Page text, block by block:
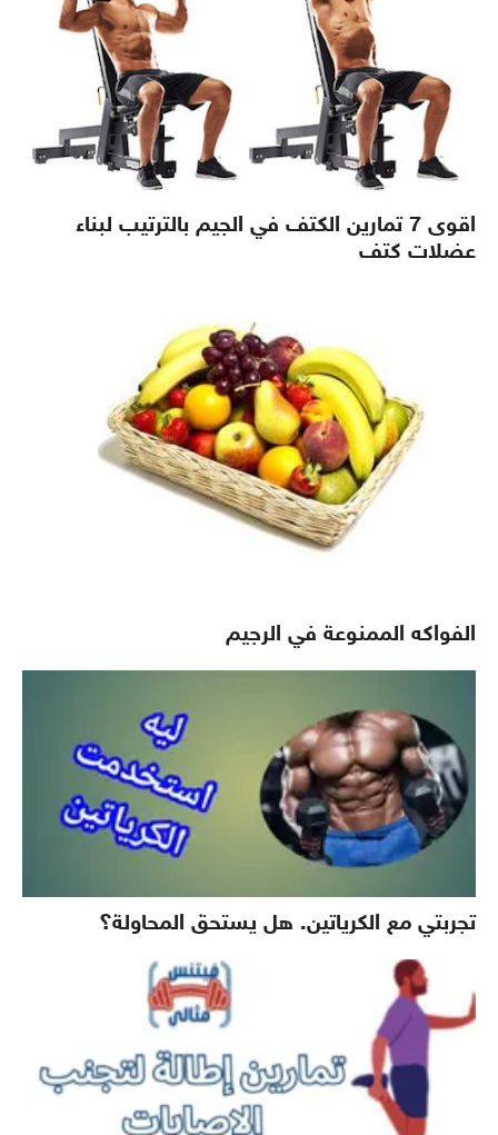
اقوى 7 تمارين الكتف في الجيم بالترتيب لبناء
عضلات كتف
الفواكه الممنوعة في الرجيم
تجربتي مع الكرياتين. هل يستحق المحاولة؟